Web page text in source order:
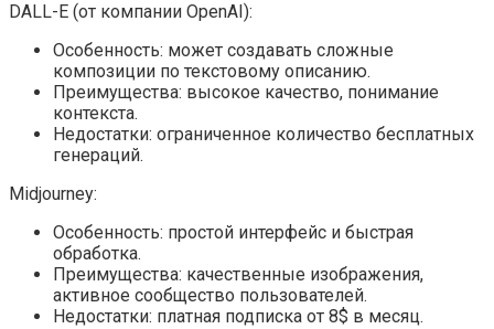
DALL-E (от компании OpenAI):
Особенность: может создавать сложные
композиции по текстовому описанию.
Преимущества: высокое качество, понимание
контекста.
Недостатки: ограниченное количество бесплатных
генераций.
Midjourney:
Особенность: простой интерфейс и быстрая
обработка.
Преимущества: качественные изображения,
активное сообщество пользователей.
Недостатки: платная подписка от 8$ в месяц.